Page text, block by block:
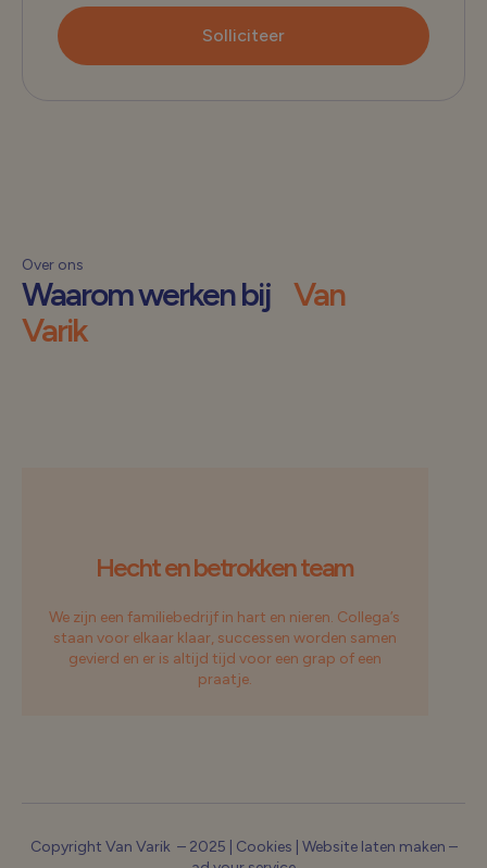
Solliciteer
Over ons
Waarom werken bij Van
Varik
Hecht en betrokken team
We zijn een familiebedrijf in hart en nieren. Collega’s
staan voor elkaar klaar, successen worden samen
gevierd en er is altijd tijd voor een grap of een
praatje.
Copyright Van Varik – 2025 | Cookies Website laten maken –